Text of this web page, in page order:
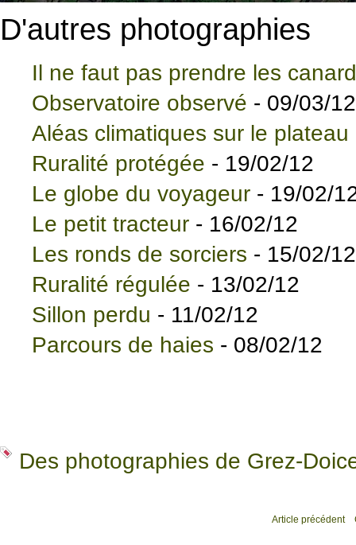
D'autres photographies
Il ne faut pas prendre les
Observatoire observé - 09/03/12
Aléas climatiques sur le
Ruralité protégée - 19/02/12
Le globe du voyageur - 19/02/
Le petit tracteur - 16/02/12
Les ronds de sorciers - 15/02/12
Ruralité régulée - 13/02/12
Sillon perdu - 11/02/12
Parcours de haies - 08/02/12
Des photographies de Grez-
Article précédent